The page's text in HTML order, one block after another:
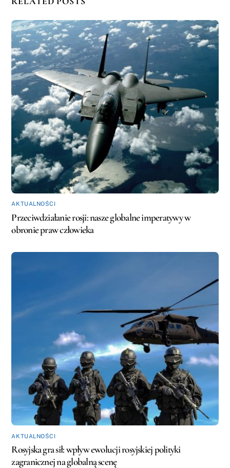
AKTUALNOŚCI
Przeciwdziałanie rosji: nasze globalne imperatywy w
obronie praw człowieka
AKTUALNOŚCI
Rosyjska gra sił: wpływ ewolucji rosyjskiej polityki
zagranicznej na globalną scenę